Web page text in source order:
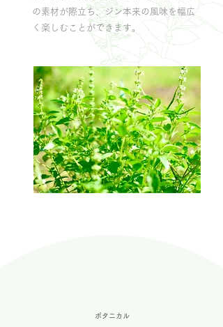
の素材が際立ち、ジン本来の風味を幅広
く楽しむことができます。
ボタニカル